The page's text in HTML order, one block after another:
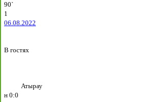
90`
1
06.08.2022
В гостях
Атырау
н 0:0